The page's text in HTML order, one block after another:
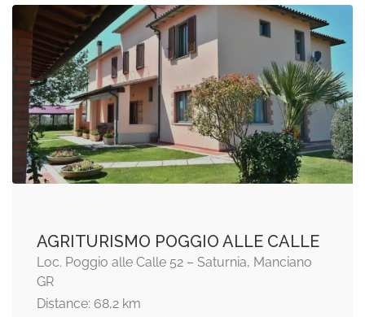
AGRITURISMO POGGIO ALLE CALLE
Loc. Poggio alle Calle 52 – Saturnia, Manciano
GR
Distance: 68,2 km